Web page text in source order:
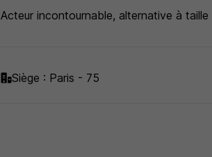
Acteur incontournable, alternative à
Siège : Paris - 75